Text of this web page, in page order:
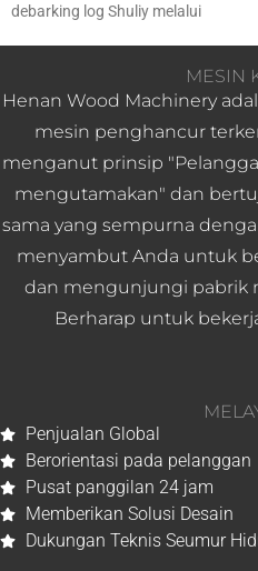
debarking log Shuliy melalui
MESIN
Henan Wood Machinery
mesin penghancur
menganut prinsip
mengutamakan" dan
sama yang sempurna
menyambut Anda untuk
dan mengunjungi pabrik
Berharap untuk
Penjualan Global
Berorientasi pada pelanggan
Pusat panggilan 24 jam
Memberikan Solusi Desain
Dukungan Teknis Seumur